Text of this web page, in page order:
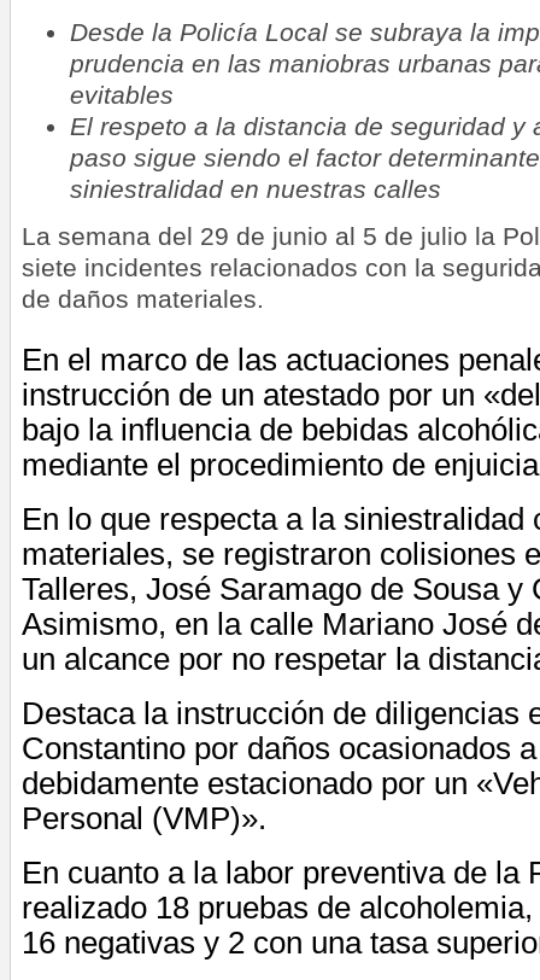
Desde la Policía Local se subraya la
prudencia en las maniobras urbanas
evitables
El respeto a la distancia de seguridad y
paso sigue siendo el factor
siniestralidad en nuestras calles
La semana del 29 de junio al 5 de julio la
siete incidentes relacionados con la
de daños materiales.
En el marco de las actuaciones
instrucción de un atestado por un
bajo la influencia de bebidas
mediante el procedimiento de
En lo que respecta a la siniestralidad
materiales, se registraron colisiones
Talleres, José Saramago de Sousa y
Asimismo, en la calle Mariano José
un alcance por no respetar la
Destaca la instrucción de diligencias
Constantino por daños ocasionados
debidamente estacionado por un
Personal (VMP)».
En cuanto a la labor preventiva de la
realizado 18 pruebas de
16 negativas y 2 con una tasa